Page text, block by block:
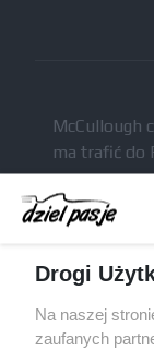
McCullough
ma trafić do
Dochód F1
zeszłego
algorytmach?
Honda
silnikiem
Drogi
Na naszej
zaufanych